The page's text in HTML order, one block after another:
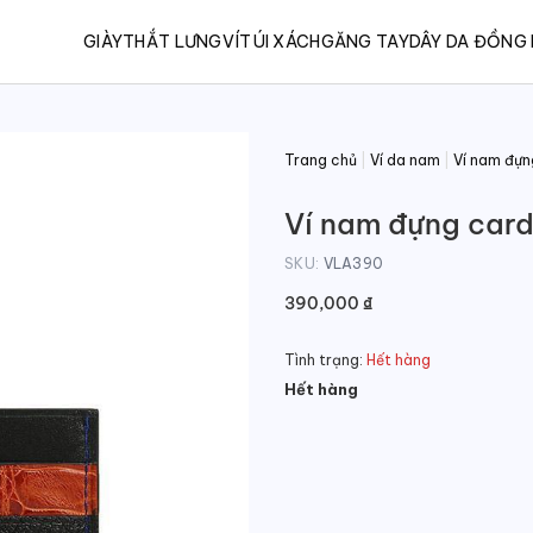
GIÀYTHẮT LƯNGVÍTÚI XÁCHGĂNG TAYDÂY DA ĐỒNG
Trang chủ Ví da nam Ví nam
Ví nam đựng
SKU: VLA390
390,000 ₫
Tình trạng: Hết hàng
Hết hàng